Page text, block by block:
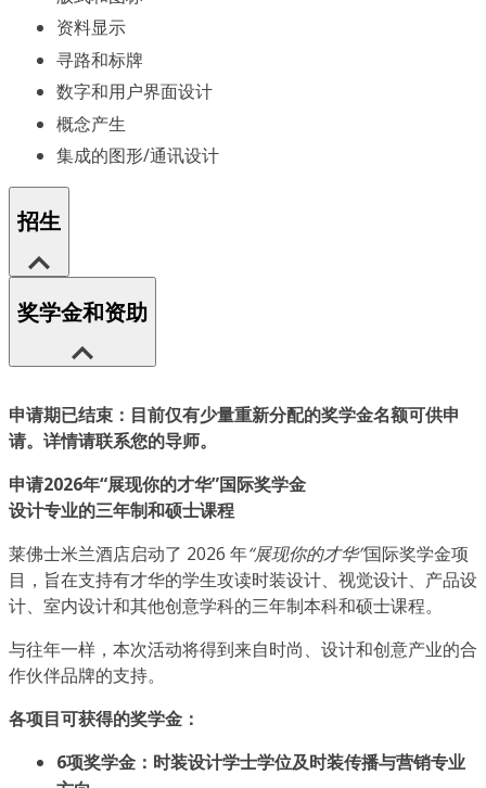
资料显示
寻路和标牌
数字和用户界面设计
概念产生
集成的图形/通讯设计
招生
奖学金和资助
申请期已结束：目前仅有少量重新分配的奖学金名额可供申
请。详情请联系您的导师。
申请2026年“展现你的才华”国际奖学金
设计专业的三年制和硕士课程
莱佛士米兰酒店启动了 2026 年“展现你的才华”国际奖学金项
目，旨在支持有才华的学生攻读时装设计、视觉设计、产品设
计、室内设计和其他创意学科的三年制本科和硕士课程。
与往年一样，本次活动将得到来自时尚、设计和创意产业的合
作伙伴品牌的支持。
各项目可获得的奖学金：
6项奖学金：时装设计学士学位及时装传播与营销专业